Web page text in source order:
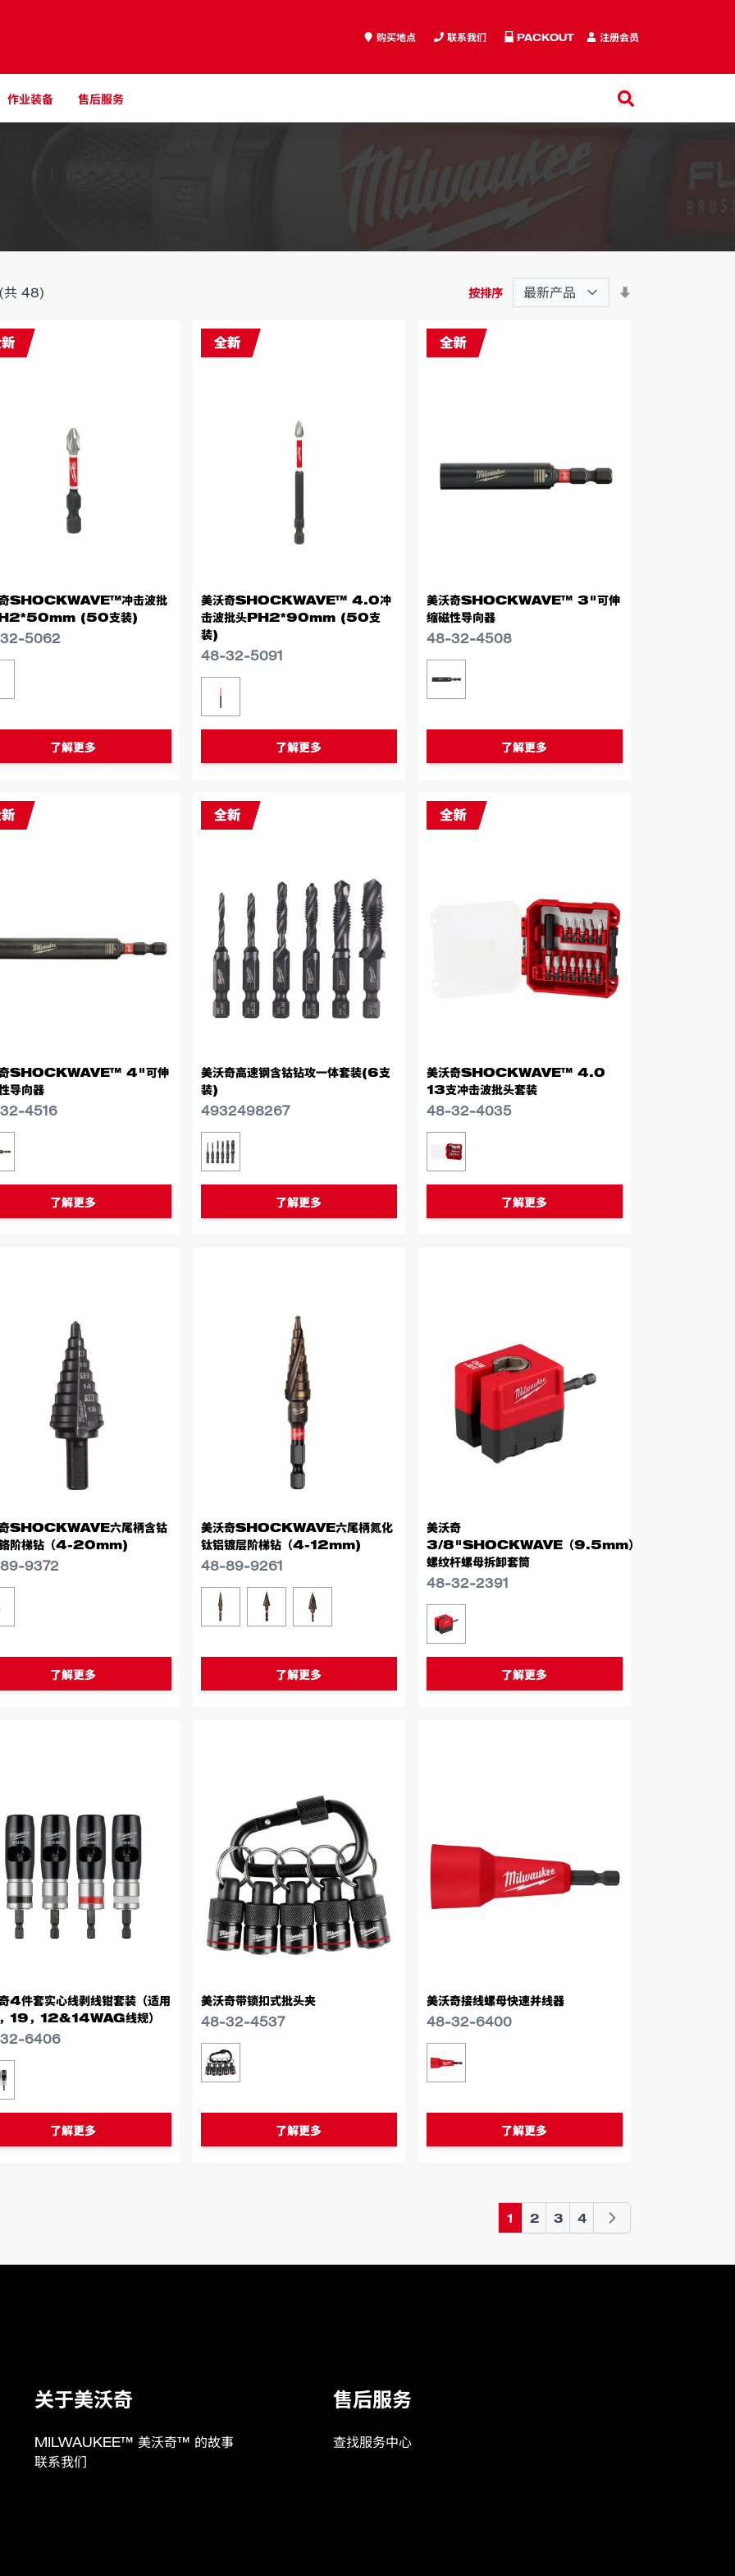
注册会员
购买地点 联系我们 PACKOUT
作业装备 售后服务
搜索
搜索
(共 48) 按排序
SHOCKWAVE™冲击波批
(50支装)
5062
号32-5062
了解更多
美沃奇SHOCKWAVE™ 4.0冲
击波批头PH2*90mm (50支
装)
48-32-5091
类似型号
48-32-5091
了解更多
美沃奇SHOCKWAVE™ 3"可伸
缩磁性导向器
48-32-4508
类似型号
48-32-4508
了解更多
奇SHOCKWAVE™ 4"可伸
导向器
4516
号32-4516
了解更多
美沃奇高速钢含钴钻攻一体套装(6支
装)
4932498267
类似型号
4932498267
了解更多
美沃奇SHOCKWAVE™ 4.0
13支冲击波批头套装
48-32-4035
类似型号
48-32-4035
了解更多
SHOCKWAVE六尾柄含钴
阶梯钻（4-20mm)
9372
号89-9372
了解更多
美沃奇SHOCKWAVE六尾柄氮化
钛铝镀层阶梯钻（4-12mm)
48-89-9261
类似型号
48-89-926148-89-9263SU
48-89-9265
了解更多
美沃奇
3/8"SHOCKWAVE（9.5mm）
螺纹杆螺母拆卸套筒
48-32-2391
类似型号
48-32-2391
了解更多
4件套实心线剥线钳套装（适用
19，12&14WAG线规）
6406
号32-6406
了解更多
美沃奇带锁扣式批头夹
48-32-4537
类似型号
48-32-4537
了解更多
美沃奇接线螺母快速并线器
48-32-6400
类似型号
48-32-6400
了解更多
您当前正在阅读页
1 页面
2 页面
3 页面
4
关于美沃奇
MILWAUKEE™ 美沃奇™ 的故事
联系我们
售后服务
查找服务中心